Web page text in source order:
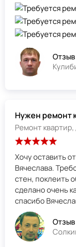
Нужен ремонт
Ремонт
Хочу оставить
Вячеслава.
стен, поклеить
сделано очень
спасибо